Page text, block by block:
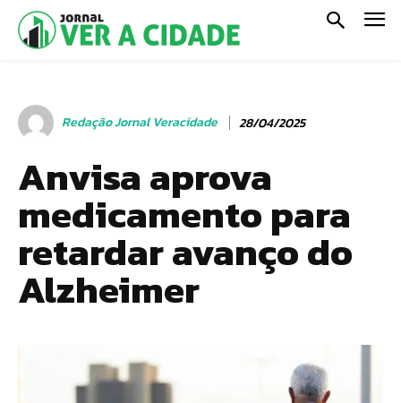
Redação Jornal Veracidade 28/04/2025
Anvisa aprova
medicamento para
retardar avanço do
Alzheimer